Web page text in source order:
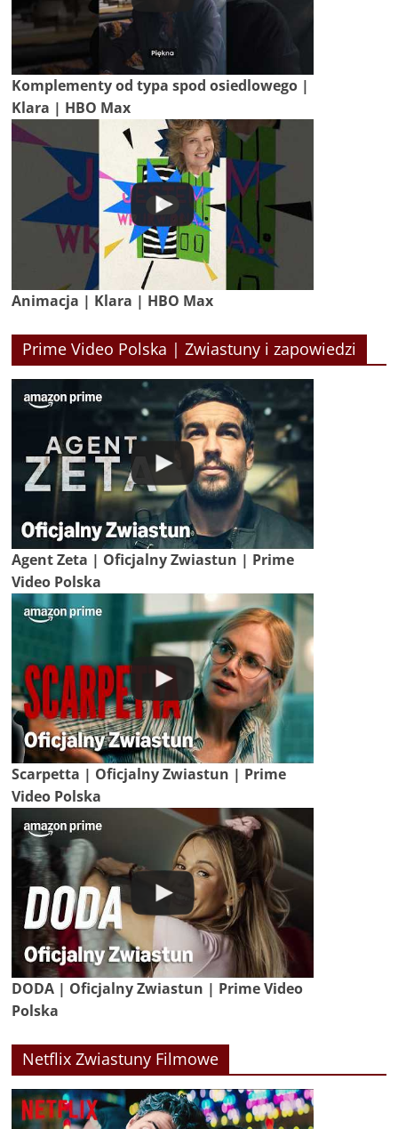
Komplementy od typa spod osiedlowego |
Klara | HBO Max
Animacja | Klara | HBO Max
Prime Video Polska | Zwiastuny i zapowiedzi
Agent Zeta | Oficjalny Zwiastun | Prime
Video Polska
Scarpetta | Oficjalny Zwiastun | Prime
Video Polska
DODA | Oficjalny Zwiastun | Prime Video
Polska
Netflix Zwiastuny Filmowe